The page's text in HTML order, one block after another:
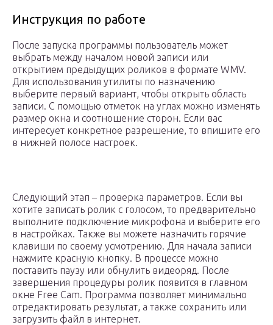
Инструкция по работе
После запуска программы пользователь может
выбрать между началом новой записи или
открытием предыдущих роликов в формате WMV.
Для использования утилиты по назначению
выберите первый вариант, чтобы открыть область
записи. С помощью отметок на углах можно изменять
размер окна и соотношение сторон. Если вас
интересует конкретное разрешение, то впишите его
в нижней полосе настроек.
Следующий этап – проверка параметров. Если вы
хотите записать ролик с голосом, то предварительно
выполните подключение микрофона и выберите его
в настройках. Также вы можете назначить горячие
клавиши по своему усмотрению. Для начала записи
нажмите красную кнопку. В процессе можно
поставить паузу или обнулить видеоряд. После
завершения процедуры ролик появится в главном
окне Free Cam. Программа позволяет минимально
отредактировать результат, а также сохранить или
загрузить файл в интернет.